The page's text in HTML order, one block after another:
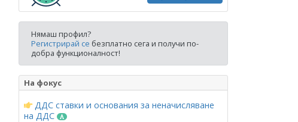
Нямаш профил?
Регистрирай се безплатно сега и получи по-
добра функционалност!
На фокус
ДДС ставки и основания за неначисляване
на ДДС